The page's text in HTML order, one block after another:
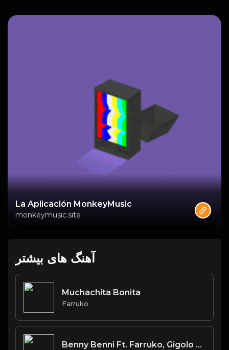
La Aplicación MonkeyMusic
monkeymusic.site
آهنگ های بیشتر
Muchachita Bonita
Farruko
Benny Benni Ft. Farruko, Gigolo & La Exce, Yomo, Anonimus y Más - No Se Deja (Remix)